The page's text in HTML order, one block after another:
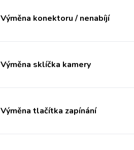
Výměna konektoru / nenabíjí
Výměna sklíčka kamery
Výměna tlačítka zapínání